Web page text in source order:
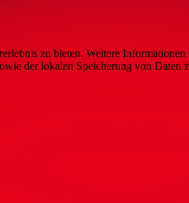
zu bieten. Weitere
der lokalen Speicherung von Daten